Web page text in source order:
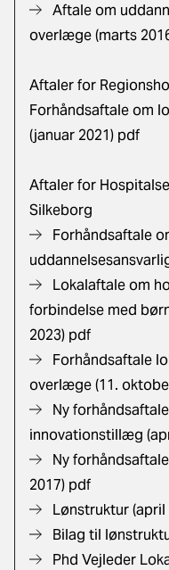
Aftale om
overlæge(marts
Aftaler for
Forhåndsaftale om
(januar 2021) pdf
Aftaler for
Silkeborg
Forhåndsaftale
Lokalaftale om
forbindelse med
2023) pdf
Forhåndsaftale
overlæge (11.
Ny
innovationstillæg
Ny
2017) pdf
Lønstruktur (april
Bilag til
Phd Vejleder